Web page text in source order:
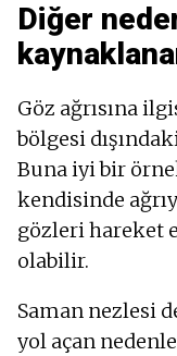
Diğer
Göz ağrısına
bölgesi
Buna iyi bir
kendisinde
gözleri hareket
olabilir.
Saman nezlesi
yol açan